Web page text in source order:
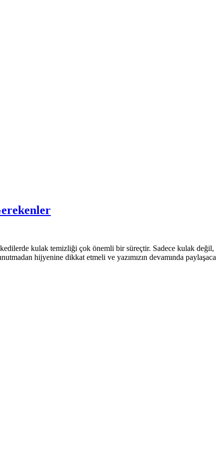
kulak temizliği çok önemli bir süreçtir. Sadece kulak değil,
hijyenine dikkat etmeli ve yazımızın devamında